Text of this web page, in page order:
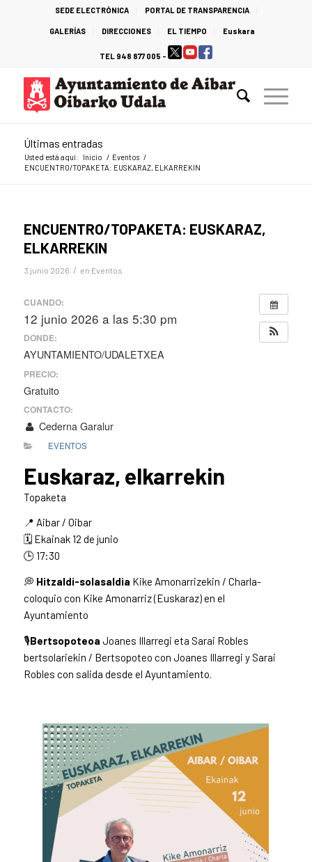
SEDE ELECTRÓNICA PORTAL DE TRANSPARENCIA
GALERÍAS DIRECCIONES EL TIEMPO Euskara
TEL 948 877 005 -
Últimas entradas
Usted está aquí: Inicio / Eventos /
ENCUENTRO/TOPAKETA: EUSKARAZ, ELKARREKIN
ENCUENTRO/TOPAKETA: EUSKARAZ,
ELKARREKIN
3 junio 2026 / en Eventos
CUANDO:
12 junio 2026 a las 5:30 pm
DONDE:
AYUNTAMIENTO/UDALETXEA
PRECIO:
Gratuito
CONTACTO:
Cederna Garalur
EVENTOS
Euskaraz, elkarrekin
Topaketa
📍 Aibar / Oibar
🗓️ Ekainak 12 de junio
🕒 17:30
💭 Hitzaldi-solasaldia Kike Amonarrizekin / Charla-
coloquio con Kike Amonarriz (Euskaraz) en el
Ayuntamiento
🎙️Bertsopoteoa Joanes Illarregi eta Sarai Robles
bertsolariekin / Bertsopoteo con Joanes Illarregi y Sarai
Robles con salida desde el Ayuntamiento.